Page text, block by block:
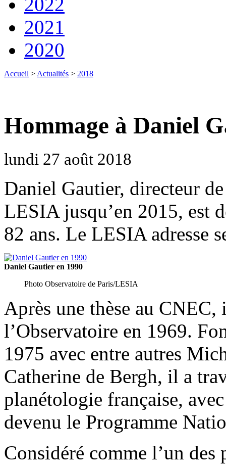
2021
2020
Accueil > Actualités > 2018
Hommage à Daniel
lundi 27 août 2018
Daniel Gautier, directeur
LESIA jusqu’en 2015, est
82 ans. Le LESIA adresse
Daniel Gautier en 1990
Photo Observatoire de Paris/LESIA
Après une thèse au CNEC,
l’Observatoire en 1969.
1975 avec entre autres
Catherine de Bergh, il a
planétologie française,
devenu le Programme
Considéré comme l’un des